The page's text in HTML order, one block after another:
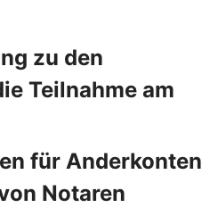
zu den
Teilnahme am
für Anderkonten
Notaren